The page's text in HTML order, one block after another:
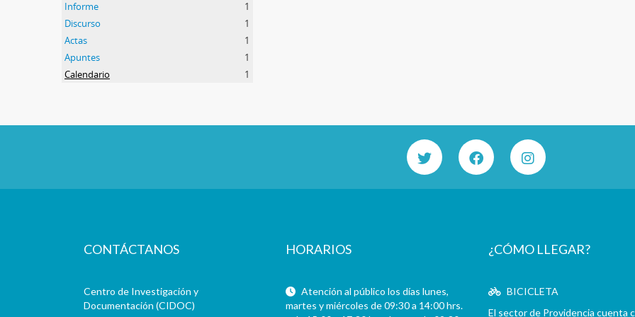
Informe
1
Discurso
1
Actas
1
Apuntes
1
Calendario
1
CONTÁCTANOS
Centro de Investigación y
Documentación (CIDOC)
HORARIOS
Atención al público los días lunes,
martes y miércoles de 09:30 a 14:00 hrs.
¿CÓMO LLEGAR?
BICICLETA
El sector de Providencia cuenta